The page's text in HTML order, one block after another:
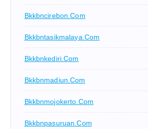
Bkkbncirebon.com
Bkkbntasikmalaya.com
Bkkbnkediri.com
Bkkbnmadiun.com
Bkkbnmojokerto.com
Bkkbnpasuruan.com